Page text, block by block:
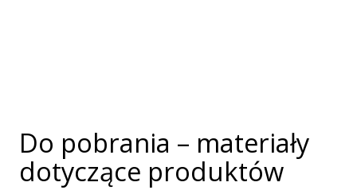
Do pobrania – materiały
dotyczące produktów